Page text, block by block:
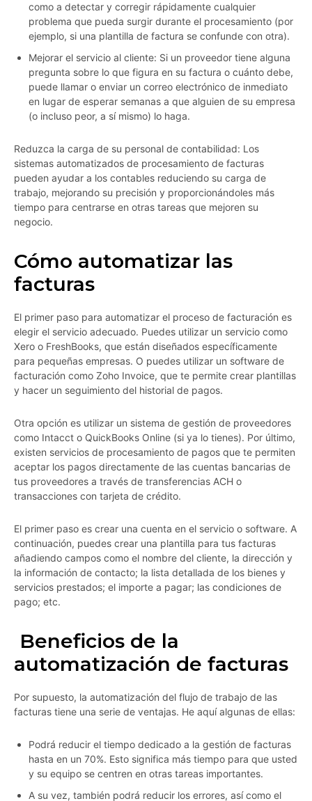
como a detectar y corregir rápidamente cualquier
problema que pueda surgir durante el procesamiento (por
ejemplo, si una plantilla de factura se confunde con otra).
Mejorar el servicio al cliente: Si un proveedor tiene alguna
pregunta sobre lo que figura en su factura o cuánto debe,
puede llamar o enviar un correo electrónico de inmediato
en lugar de esperar semanas a que alguien de su empresa
(o incluso peor, a sí mismo) lo haga.
Reduzca la carga de su personal de contabilidad: Los
sistemas automatizados de procesamiento de facturas
pueden ayudar a los contables reduciendo su carga de
trabajo, mejorando su precisión y proporcionándoles más
tiempo para centrarse en otras tareas que mejoren su
negocio.
Cómo automatizar las
facturas
El primer paso para automatizar el proceso de facturación es
elegir el servicio adecuado. Puedes utilizar un servicio como
Xero o FreshBooks, que están diseñados específicamente
para pequeñas empresas. O puedes utilizar un software de
facturación como Zoho Invoice, que te permite crear plantillas
y hacer un seguimiento del historial de pagos.
Otra opción es utilizar un sistema de gestión de proveedores
como Intacct o QuickBooks Online (si ya lo tienes). Por último,
existen servicios de procesamiento de pagos que te permiten
aceptar los pagos directamente de las cuentas bancarias de
tus proveedores a través de transferencias ACH o
transacciones con tarjeta de crédito.
El primer paso es crear una cuenta en el servicio o software. A
continuación, puedes crear una plantilla para tus facturas
añadiendo campos como el nombre del cliente, la dirección y
la información de contacto; la lista detallada de los bienes y
servicios prestados; el importe a pagar; las condiciones de
pago; etc.
Beneficios de la
automatización de facturas
Por supuesto, la automatización del flujo de trabajo de las
facturas tiene una serie de ventajas. He aquí algunas de ellas:
Podrá reducir el tiempo dedicado a la gestión de facturas
hasta en un 70%. Esto significa más tiempo para que usted
y su equipo se centren en otras tareas importantes.
A su vez, también podrá reducir los errores, así como el